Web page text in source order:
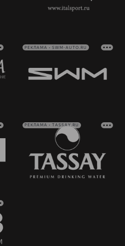
РЕКЛАМА • SWM-AUTO.RU
РЕКЛАМА • TASSAY.RU